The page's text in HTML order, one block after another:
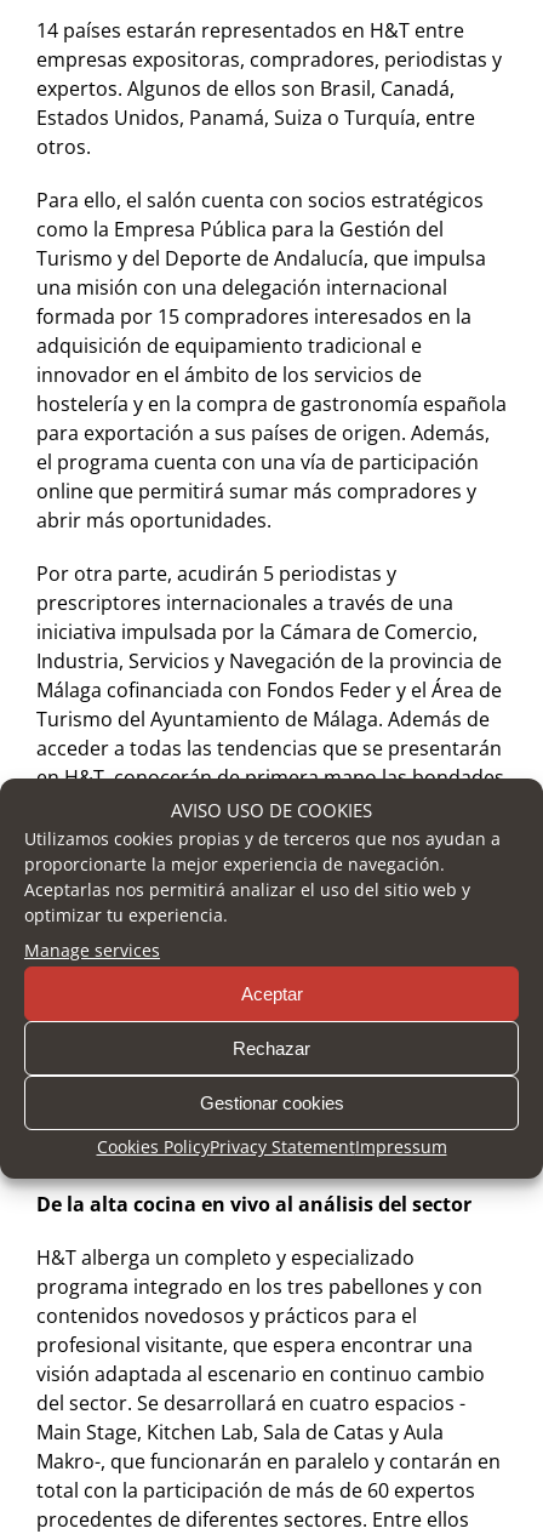
AVISO USO DE COOKIES
Utilizamos cookies propias y de terceros que nos ayudan a
proporcionarte la mejor experiencia de navegación.
Aceptarlas nos permitirá analizar el uso del sitio web y
optimizar tu experiencia.
Manage services
Aceptar
Rechazar
Gestionar cookies
Cookies PolicyPrivacy StatementImpressum
14 países estarán representados en H&T entre
empresas expositoras, compradores, periodistas y
expertos. Algunos de ellos son Brasil, Canadá,
Estados Unidos, Panamá, Suiza o Turquía, entre
otros.
Para ello, el salón cuenta con socios estratégicos
como la Empresa Pública para la Gestión del
Turismo y del Deporte de Andalucía, que impulsa
una misión con una delegación internacional
formada por 15 compradores interesados en la
adquisición de equipamiento tradicional e
innovador en el ámbito de los servicios de
hostelería y en la compra de gastronomía española
para exportación a sus países de origen. Además,
el programa cuenta con una vía de participación
online que permitirá sumar más compradores y
abrir más oportunidades.
Por otra parte, acudirán 5 periodistas y
prescriptores internacionales a través de una
iniciativa impulsada por la Cámara de Comercio,
Industria, Servicios y Navegación de la provincia de
Málaga cofinanciada con Fondos Feder y el Área de
Turismo del Ayuntamiento de Málaga. Además de
acceder a todas las tendencias que se presentarán
en H&T, conocerán de primera mano las bondades
del destino Málaga. Cabe destacar también que a
través de la Cámara y HUB Málaga Export las
empresas participantes en H&T podrán acceder a
un servicio exclusivo de asesoramiento
personalizado para impulsar su
internacionalización.
Esta orientación internacional ofrece a los
expansión, contacto directo con compradores y
mercados con gran potencial, o consolidar su
importadores.
De la alta cocina en vivo al análisis del sector
H&T alberga un completo y especializado
programa integrado en los tres pabellones y con
contenidos novedosos y prácticos para el
profesional visitante, que espera encontrar una
visión adaptada al escenario en continuo cambio
del sector. Se desarrollará en cuatro espacios -
Main Stage, Kitchen Lab, Sala de Catas y Aula
Makro-, que funcionarán en paralelo y contarán en
total con la participación de más de 60 expertos
procedentes de diferentes sectores. Entre ellos